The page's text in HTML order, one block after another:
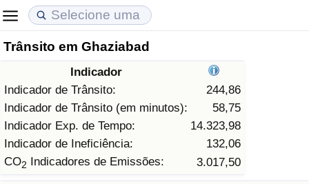
Trânsito em Ghaziabad
Indicador
Indicador de Trânsito:
244,86
Indicador de Trânsito (em minutos):
58,75
Indicador Exp. de Tempo:
14.323,98
Indicador de Ineficiência:
132,06
CO2 Indicadores de Emissões: 3.017,50
Custo de Vida
Indicador de Custo de Vida (Atual)
Indicador de Custo de Vida
Indicador de Custo de Vida Por País
Preços de Imóveis
Indicador de Preços de Imóveis (Atual)
Indicador de Preços de Imóveis
Indicador de Preços de Imóveis por País
Qualidade de Vida
Indicador de Qualidade de Vida
Indicador de Qualidade de Vida (Atual)
Índice de qualidade de vida por país